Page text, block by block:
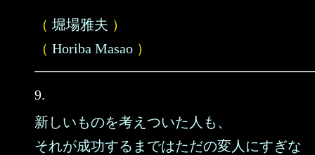
（ 堀場雅夫 ）
（ Horiba Masao ）
9.
新しいものを考えついた人も、
それが成功するまではただの変人にすぎな